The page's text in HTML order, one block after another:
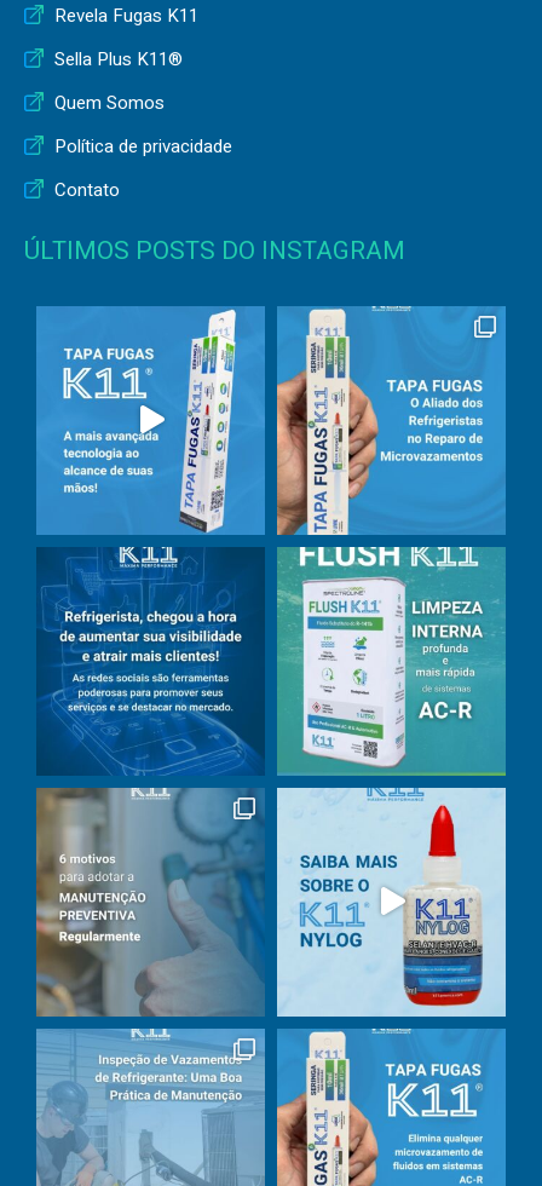
Revela Fugas K11
Sella Plus K11®
Quem Somos
Política de privacidade
Contato
ÚLTIMOS POSTS DO INSTAGRAM